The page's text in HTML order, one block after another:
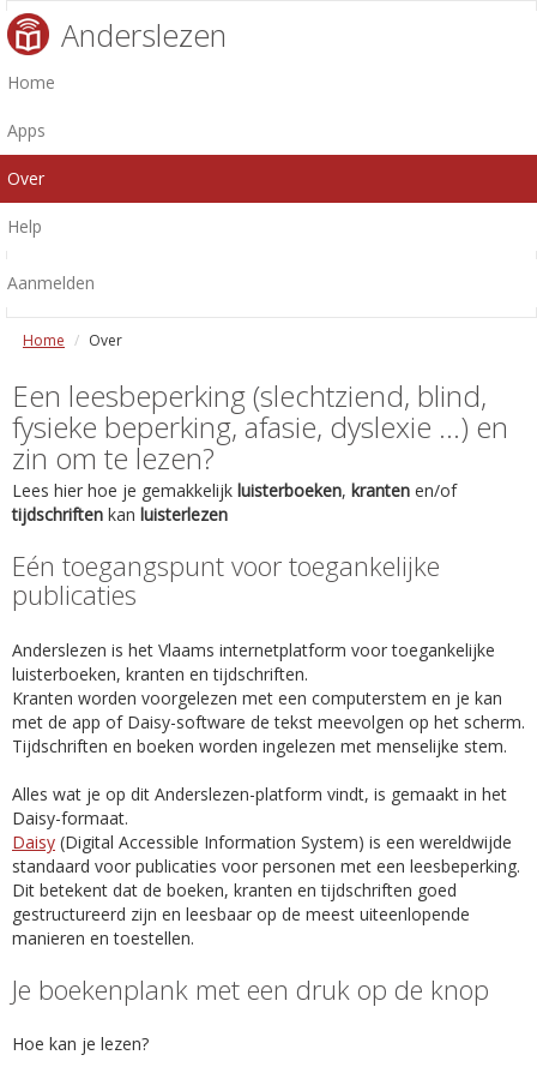
Anderslezen
Home
Apps
Over
Help
Aanmelden
Home Over
Een leesbeperking (slechtziend, blind,
fysieke beperking, afasie, dyslexie ...) en
zin om te lezen?
Lees hier hoe je gemakkelijk luisterboeken, kranten en/of
tijdschriften kan luisterlezen
Eén toegangspunt voor toegankelijke
publicaties
Anderslezen is het Vlaams internetplatform voor toegankelijke
luisterboeken, kranten en tijdschriften.
Kranten worden voorgelezen met een computerstem en je kan
met de app of Daisy-software de tekst meevolgen op het scherm.
Tijdschriften en boeken worden ingelezen met menselijke stem.
Alles wat je op dit Anderslezen-platform vindt, is gemaakt in het
Daisy-formaat.
Daisy (Digital Accessible Information System) is een wereldwijde
standaard voor publicaties voor personen met een leesbeperking.
Dit betekent dat de boeken, kranten en tijdschriften goed
gestructureerd zijn en leesbaar op de meest uiteenlopende
manieren en toestellen.
Je boekenplank met een druk op de knop
Hoe kan je lezen?